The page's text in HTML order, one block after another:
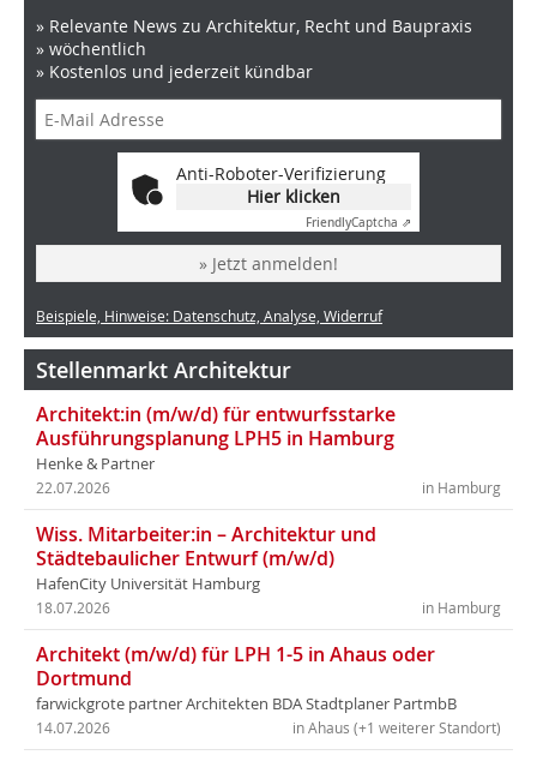
» Relevante News zu Architektur, Recht und Baupraxis
» wöchentlich
» Kostenlos und jederzeit kündbar
Anti-Roboter-Verifizierung
Hier klicken
FriendlyCaptcha ⇗
» Jetzt anmelden!
Beispiele, Hinweise: Datenschutz, Analyse, Widerruf
Stellenmarkt Architektur
Architekt:in (m/w/d) für entwurfsstarke
Ausführungsplanung LPH5 in Hamburg
Henke & Partner
in Hamburg
22.07.2026
Wiss. Mitarbeiter:in – Architektur und
Städtebaulicher Entwurf (m/w/d)
HafenCity Universität Hamburg
in Hamburg
18.07.2026
Architekt (m/w/d) für LPH 1-5 in Ahaus oder
Dortmund
farwickgrote partner Architekten BDA Stadtplaner PartmbB
in Ahaus (+1 weiterer Standort)
14.07.2026